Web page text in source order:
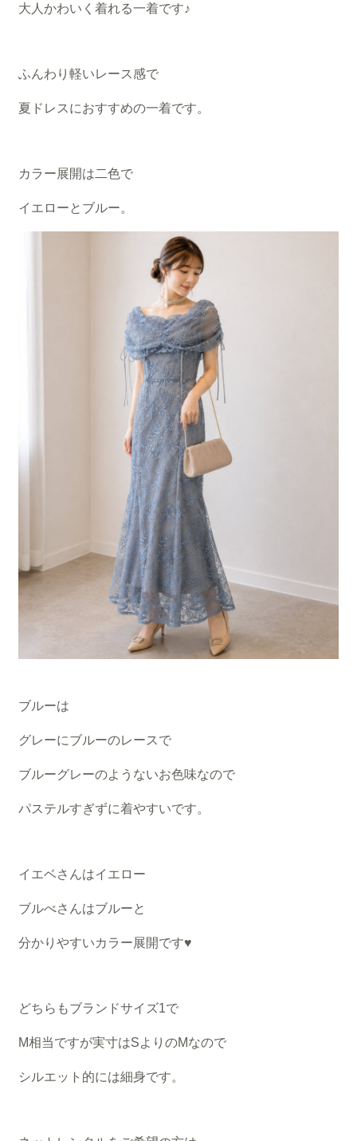
大人かわいく着れる一着です♪
ふんわり軽いレース感で
夏ドレスにおすすめの一着です。
カラー展開は二色で
イエローとブルー。
ブルーは
グレーにブルーのレースで
ブルーグレーのようないお色味なので
パステルすぎずに着やすいです。
イエベさんはイエロー
ブルべさんはブルーと
分かりやすいカラー展開です♥
どちらもブランドサイズ1で
M相当ですが実寸はSよりのMなので
シルエット的には細身です。